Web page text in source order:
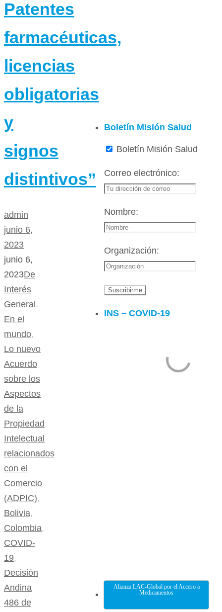
Patentes
farmacéuticas,
licencias
obligatorias
y
signos
distintivos”
admin
junio 6,
2023
junio 6,
2023De
Interés
General ,
En el
mundo,
Lo nuevo
Acuerdo
sobre los
Aspectos
de la
Propiedad
Intelectual
relacionados
con el
Comercio
(ADPIC),
Bolivia,
Colombia,
COVID-
19,
Decisión
Andina
486 de
Boletín Misión Salud
Boletín Misión Salud
Correo electrónico:
Nombre:
Organización:
INS – COVID-19
Alianza LAC-Global por el Acceso a
Medicamentos